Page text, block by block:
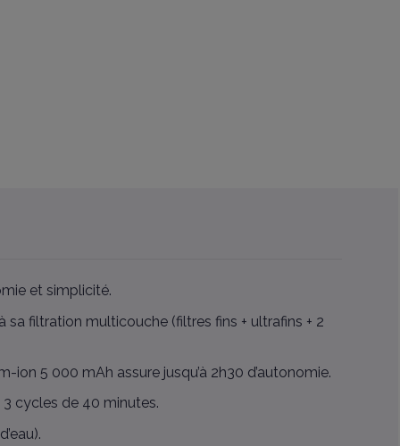
et simplicité.
sa filtration multicouche (filtres fins + ultrafins + 2
5 000 mAh assure jusqu’à 2h30 d’autonomie.
cycles de 40 minutes.